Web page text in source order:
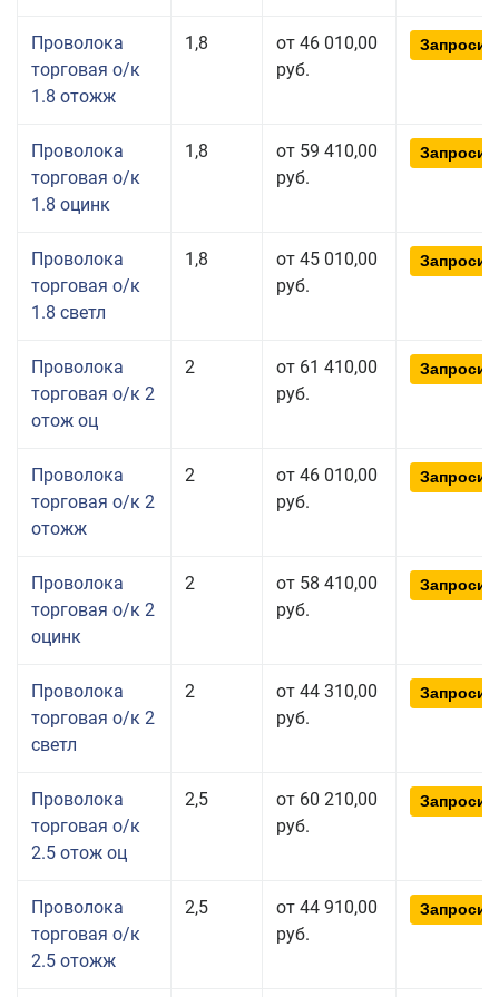
Проволока
торговая о/к
1.8 отожж
1,8
от 46 010,00
руб.
Проволока
торговая о/к
1.8 оцинк
1,8
от 59 410,00
руб.
Проволока
торговая о/к
1.8 светл
1,8
от 45 010,00
руб.
Проволока
торговая о/к 2
отож оц
2
от 61 410,00
руб.
Проволока
торговая о/к 2
отожж
2
от 46 010,00
руб.
Проволока
торговая о/к 2
оцинк
2
от 58 410,00
руб.
Проволока
торговая о/к 2
светл
2
от 44 310,00
руб.
Проволока
торговая о/к
2.5 отож оц
2,5
от 60 210,00
руб.
Проволока
торговая о/к
2.5 отожж
2,5
от 44 910,00
руб.